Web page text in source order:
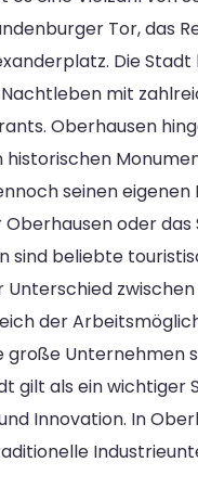
Tor, das
Die
mit
Oberhausen
historischen
seinen eigenen
oder das
sind beliebte
Unterschied
der
große Unternehmen
gilt als ein wichtiger
Innovation. In